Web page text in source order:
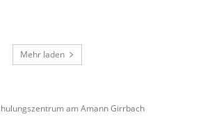
Mehr laden